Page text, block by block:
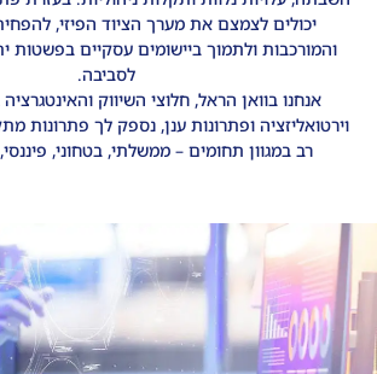
יכולים לצמצם את מערך הציוד הפיזי,
והמורכבות ולתמוך ביישומים עסקיים בפשטות
לסביבה.
אנחנו בוואן הראל, חלוצי השיווק
וירטואליזציה ופתרונות ענן, נספק לך פתרונות
רב במגוון תחומים – ממשלתי, בטחוני,